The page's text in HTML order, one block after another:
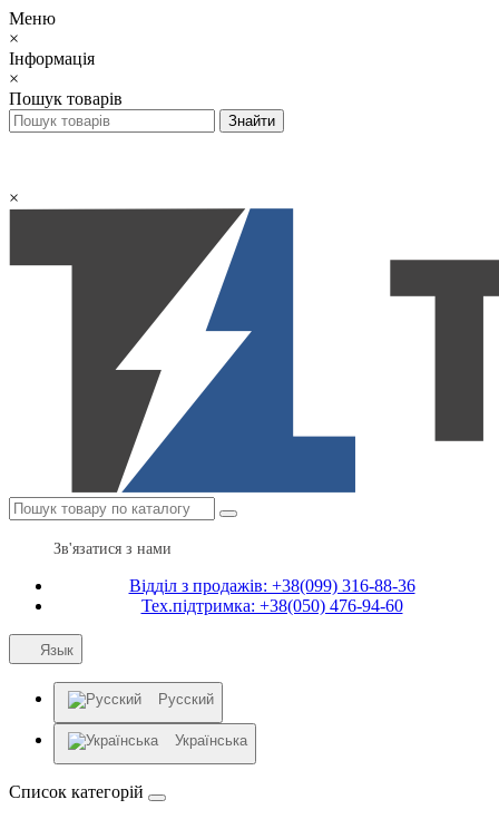
Меню
×
Інформація
×
Пошук товарів
×
Зв'язатися з нами
Відділ з продажів: +38(099) 316-88-36
Тех.підтримка: +38(050) 476-94-60
Язык
Русский
Українська
Список категорій